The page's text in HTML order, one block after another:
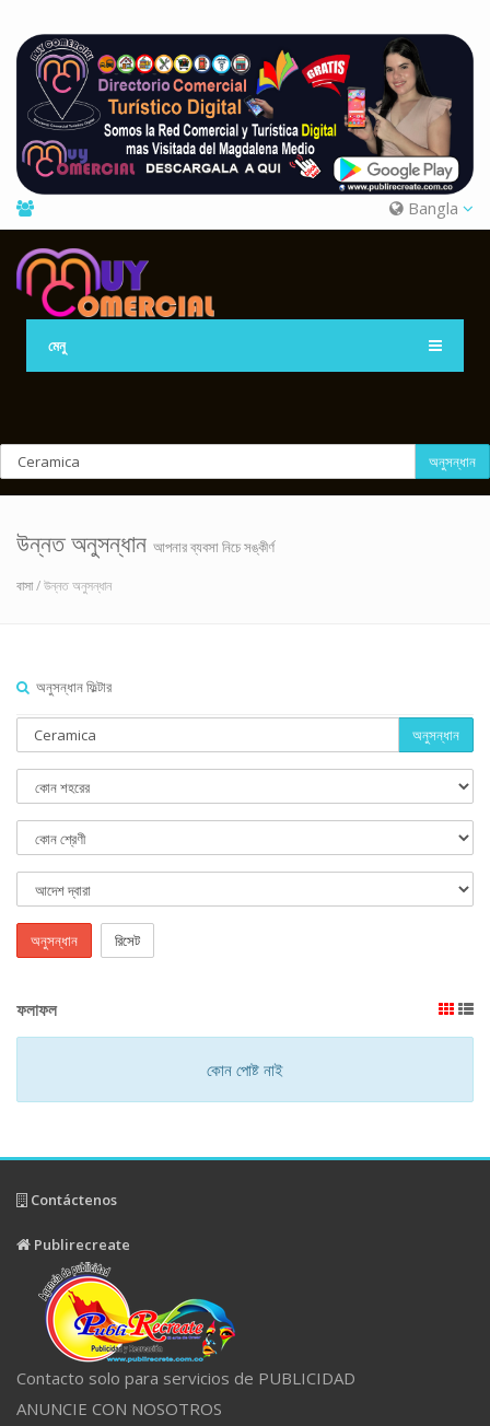
Bangla
মেনু
অনুসন্ধান
উন্নত অনুসন্ধান আপনার ব্যবসা নিচে সঙ্কীর্ণ
বাসা/ উন্নত অনুসন্ধান
অনুসন্ধান ফিল্টার
অনুসন্ধান
অনুসন্ধান রিসেট
ফলাফল
কোন পোষ্ট নাই
Contáctenos
Publirecreate
Contacto solo para servicios de PUBLICIDAD
ANUNCIE CON NOSOTROS